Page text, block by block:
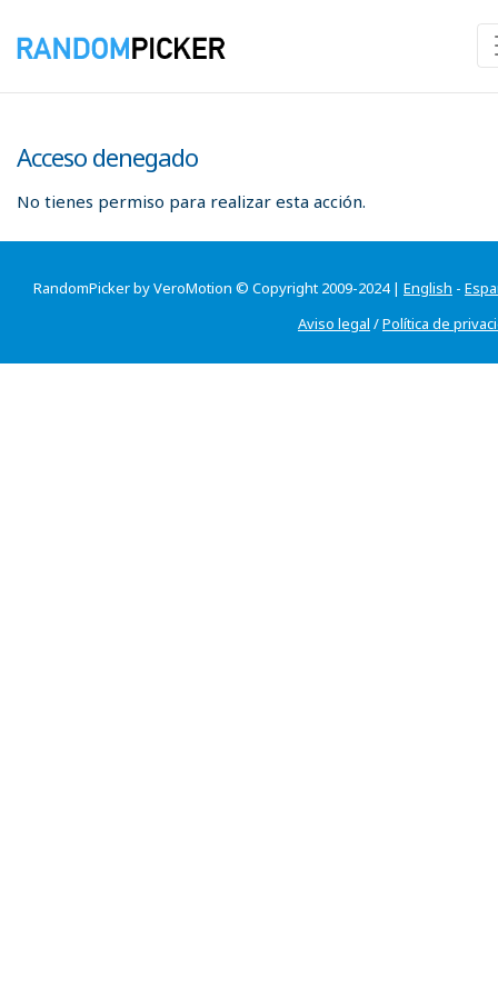
Acceso denegado
No tienes permiso para realizar esta acción.
RandomPicker by VeroMotion © Copyright 2009-2024 | English -
Aviso legal /Política de